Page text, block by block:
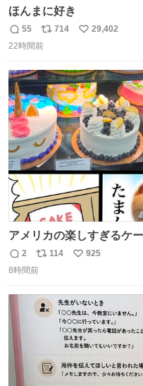
ほんまに好き
返
信
55
リ
ポ
ト
数
714
い
数
29,402
22時間前
アメリカの楽しすぎるケ
返
信
2
リ
ポ
ト
数
114
い
数
925
8時間前